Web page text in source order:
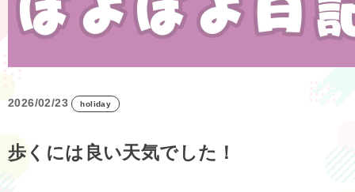
2026/02/23 holiday
歩くには良い天気でした！